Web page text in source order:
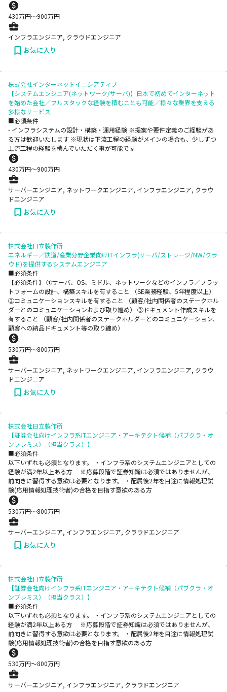
430万円〜900万円
インフラエンジニア, クラウドエンジニア
お気に入り
株式会社インターネットイニシアティブ
【システムエンジニア(ネットワーク/サーバ)】日本で初めてインターネット
を始めた会社／フルスタックな経験を積むことも可能／様々な業界を支える
多様なサービス
■必須条件
- インフラシステムの設計・構築・運用経験 ※提案や要件定義のご経験があ
る方は歓迎いたします ※現状は下流工程の経験がメインの場合も、少しずつ
上流工程の経験を積んでいただく事が可能です
430万円〜900万円
サーバーエンジニア, ネットワークエンジニア, インフラエンジニア, クラウ
ドエンジニア
お気に入り
株式会社日立製作所
エネルギー／鉄道/産業分野企業向けITインフラ(サーバ/ストレージ/NW/クラ
ウド)を提供するシステムエンジニア
■必須条件
【必須条件】 ①サーバ、OS、ミドル、ネットワークなどのインフラ／プラッ
トフォームの設計、構築スキルを有すること （SE業務経験、5年程度以上）
②コミュニケーションスキルを有すること （顧客/社内関係者のステークホル
ダーとのコミュニケーションおよび取り纏め） ③ドキュメント作成スキルを
有すること （顧客/社内関係者のステークホルダーとのコミュニケーション、
顧客への納品ドキュメント等の取り纏め）
530万円〜800万円
サーバーエンジニア, ネットワークエンジニア, インフラエンジニア, クラウ
ドエンジニア
お気に入り
株式会社日立製作所
【証券会社向けインフラ系ITエンジニア・アーキテクト候補（パブクラ・オ
ンプレミス）（担当クラス）】
■必須条件
以下いずれも必須となります。 ・インフラ系のシステムエンジニアとしての
経験が満2年以上ある方 ※応募段階で証券知識は必須ではありませんが、
前向きに習得する意欲は必要となります。 ・配属後2年を目途に情報処理試
験(応用情報処理技術者)の合格を目指す意欲のある方
530万円〜800万円
サーバーエンジニア, インフラエンジニア, クラウドエンジニア
お気に入り
株式会社日立製作所
【証券会社向けインフラ系ITエンジニア・アーキテクト候補（パブクラ・オ
ンプレミス）（担当クラス）】
■必須条件
以下いずれも必須となります。 ・インフラ系のシステムエンジニアとしての
経験が満2年以上ある方 ※応募段階で証券知識は必須ではありませんが、
前向きに習得する意欲は必要となります。 ・配属後2年を目途に情報処理試
験(応用情報処理技術者)の合格を目指す意欲のある方
530万円〜800万円
サーバーエンジニア, インフラエンジニア, クラウドエンジニア